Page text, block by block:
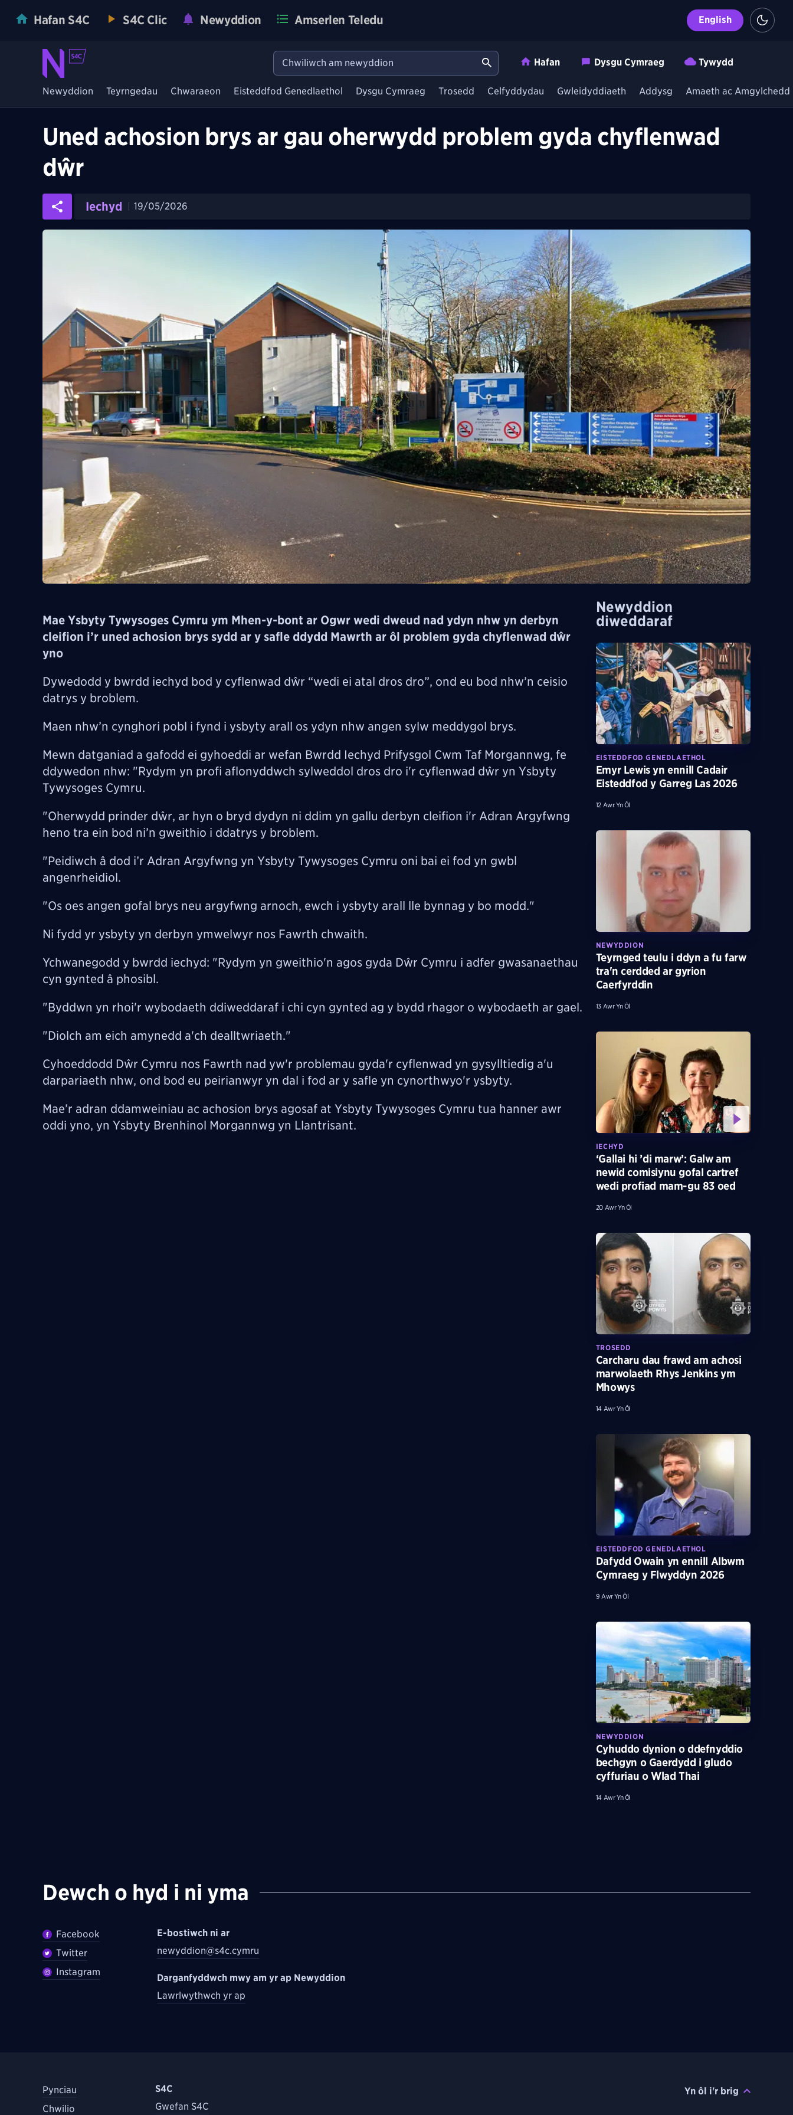
Hafan S4C S4C Clic Newyddion Amserlen Teledu English
Hafan Dysgu Cymraeg Tywydd
Newyddion Teyrngedau Chwaraeon Eisteddfod Genedlaethol Dysgu Cymraeg Trosedd Celfyddydau Gwleidyddiaeth Addysg Amaeth ac Amgylchedd
Uned achosion brys ar gau oherwydd problem gyda chyflenwad
dŵr
Iechyd 19/05/2026
Mae Ysbyty Tywysoges Cymru ym Mhen-y-bont ar Ogwr wedi dweud nad ydyn nhw yn derbyn
cleifion i’r uned achosion brys sydd ar y safle ddydd Mawrth ar ôl problem gyda chyflenwad dŵr
yno
Dywedodd y bwrdd iechyd bod y cyflenwad dŵr “wedi ei atal dros dro”, ond eu bod nhw’n ceisio
datrys y broblem.
Maen nhw’n cynghori pobl i fynd i ysbyty arall os ydyn nhw angen sylw meddygol brys.
Mewn datganiad a gafodd ei gyhoeddi ar wefan Bwrdd Iechyd Prifysgol Cwm Taf Morgannwg, fe
ddywedon nhw: "Rydym yn profi aflonyddwch sylweddol dros dro i'r cyflenwad dŵr yn Ysbyty
Tywysoges Cymru.
"Oherwydd prinder dŵr, ar hyn o bryd dydyn ni ddim yn gallu derbyn cleifion i'r Adran Argyfwng
heno tra ein bod ni’n gweithio i ddatrys y broblem.
"Peidiwch â dod i’r Adran Argyfwng yn Ysbyty Tywysoges Cymru oni bai ei fod yn gwbl
angenrheidiol.
"Os oes angen gofal brys neu argyfwng arnoch, ewch i ysbyty arall lle bynnag y bo modd."
Ni fydd yr ysbyty yn derbyn ymwelwyr nos Fawrth chwaith.
Ychwanegodd y bwrdd iechyd: "Rydym yn gweithio'n agos gyda Dŵr Cymru i adfer gwasanaethau
cyn gynted â phosibl.
"Byddwn yn rhoi'r wybodaeth ddiweddaraf i chi cyn gynted ag y bydd rhagor o wybodaeth ar gael.
"Diolch am eich amynedd a'ch dealltwriaeth."
Cyhoeddodd Dŵr Cymru nos Fawrth nad yw'r problemau gyda'r cyflenwad yn gysylltiedig a'u
darpariaeth nhw, ond bod eu peirianwyr yn dal i fod ar y safle yn cynorthwyo'r ysbyty.
Mae’r adran ddamweiniau ac achosion brys agosaf at Ysbyty Tywysoges Cymru tua hanner awr
oddi yno, yn Ysbyty Brenhinol Morgannwg yn Llantrisant.
Newyddion
diweddaraf
EISTEDDFOD GENEDLAETHOL
Emyr Lewis yn ennill Cadair
Eisteddfod y Garreg Las 2026
12 Awr Yn Ôl
NEWYDDION
Teyrnged teulu i ddyn a fu farw
tra'n cerdded ar gyrion
Caerfyrddin
13 Awr Yn Ôl
IECHYD
‘Gallai hi ’di marw’: Galw am
newid comisiynu gofal cartref
wedi profiad mam-gu 83 oed
20 Awr Yn Ôl
TROSEDD
Carcharu dau frawd am achosi
marwolaeth Rhys Jenkins ym
Mhowys
14 Awr Yn Ôl
EISTEDDFOD GENEDLAETHOL
Dafydd Owain yn ennill Albwm
Cymraeg y Flwyddyn 2026
9 Awr Yn Ôl
NEWYDDION
Cyhuddo dynion o ddefnyddio
bechgyn o Gaerdydd i gludo
cyffuriau o Wlad Thai
14 Awr Yn Ôl
Dewch o hyd i ni yma
Facebook
Twitter
Instagram
E-bostiwch ni ar
newyddion@s4c.cymru
Darganfyddwch mwy am yr ap Newyddion
Lawrlwythwch yr ap
Pynciau
Chwilio
S4C
Gwefan S4C
Yn ôl i'r brig